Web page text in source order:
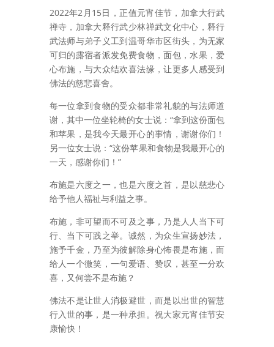
2022年2月15日，正值元宵佳节，加拿大行武
禅寺，加拿大释行武少林禅武文化中心，释行
武法师与弟子义工到温哥华市区街头，为无家
可归的露宿者派发免费食物，面包，水果，爱
心布施，与大众结欢喜法缘，让更多人感受到
佛法的慈悲喜舍。
每一位拿到食物的受众都非常礼貌的与法师道
谢，其中一位坐轮椅的女士说：“拿到这份面包
和苹果，是我今天最开心的事情，谢谢你们！
另一位女士说：“这份苹果和食物是我最开心的
一天，感谢你们！”
布施是六度之一，也是六度之首，是以慈悲心
给予他人福祉与利益之事。
布施，非可望而不可及之事，乃是人人当下可
行、当下可践之举。诚然，为众生宣扬妙法，
施予千金，乃至为彼解除身心怖畏是布施，而
给人一个微笑，一句爱语、赞叹，甚至一分欢
喜，又何尝不是布施？
佛法不是让世人消极避世，而是以出世的智慧
行入世的事，是一种承担。祝大家元宵佳节安
康愉快！